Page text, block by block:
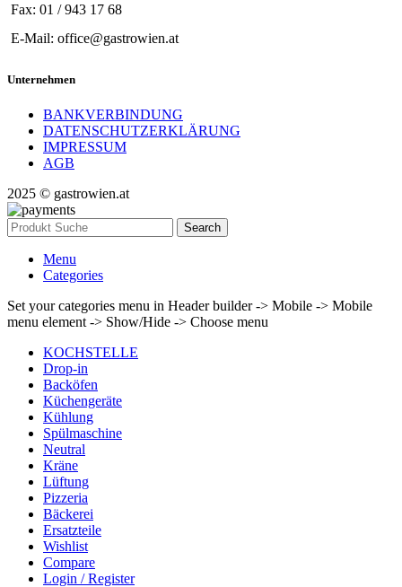
Fax: 01 / 943 17 68
E-Mail: office@gastrowien.at
Unternehmen
BANKVERBINDUNG
DATENSCHUTZERKLÄRUNG
IMPRESSUM
AGB
2025 © gastrowien.at
Search
Menu
Categories
Set your categories menu in Header builder -> Mobile -> Mobile
menu element -> Show/Hide -> Choose menu
KOCHSTELLE
Drop-in
Backöfen
Küchengeräte
Kühlung
Spülmaschine
Neutral
Kräne
Lüftung
Pizzeria
Bäckerei
Ersatzteile
Wishlist
Compare
Login / Register